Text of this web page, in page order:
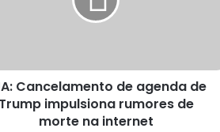
Cancelamento de agenda de
Trump impulsiona rumores de
morte na internet